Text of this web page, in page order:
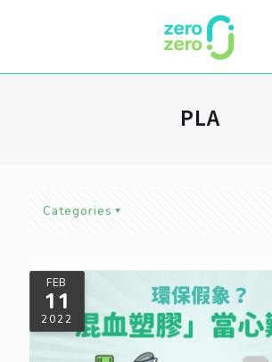
PLA
Categories
FEB
11
2022